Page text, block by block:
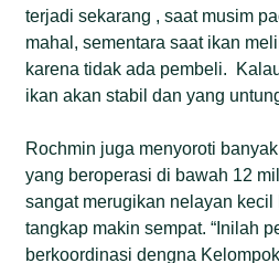
terjadi sekarang , saat musim
mahal, sementara saat ikan
karena tidak ada pembeli.
ikan akan stabil dan yang
Rochmin juga menyoroti
yang beroperasi di bawah 12
sangat merugikan nelayan kecil
tangkap makin sempat. “Inilah
berkoordinasi dengna